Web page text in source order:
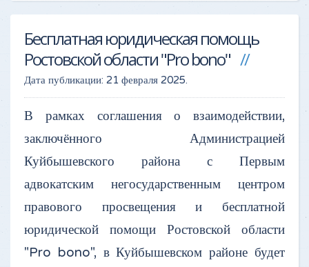
Бесплатная юридическая помощь
Ростовской области "Pro bono"
Дата публикации: 21 февраля 2025.
В рамках соглашения о взаимодействии,
заключённого Администрацией
Куйбышевского района с Первым
адвокатским негосударственным центром
правового просвещения и бесплатной
юридической помощи Ростовской области
"Pro bono", в Куйбышевском районе будет